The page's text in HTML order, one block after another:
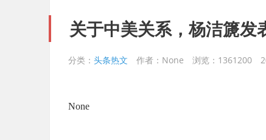
关于中美关系，杨洁篪发
分类： 头条热文 作者：None 浏览：1361200
None